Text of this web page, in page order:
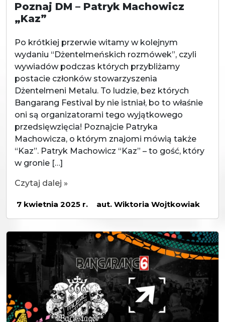
Poznaj DM – Patryk Machowicz
„Kaz”
Po krótkiej przerwie witamy w kolejnym
wydaniu “Dżentelmeńskich rozmówek”, czyli
wywiadów podczas których przybliżamy
postacie członków stowarzyszenia
Dżentelmeni Metalu. To ludzie, bez których
Bangarang Festival by nie istniał, bo to właśnie
oni są organizatorami tego wyjątkowego
przedsięwzięcia! Poznajcie Patryka
Machowicza, o którym znajomi mówią także
“Kaz”. Patryk Machowicz “Kaz” – to gość, który
w gronie […]
Czytaj dalej »
7 kwietnia 2025 r. aut. Wiktoria Wojtkowiak